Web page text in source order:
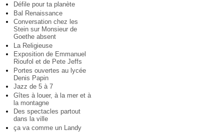
Défile pour ta planète
Bal Renaissance
Conversation chez les
Stein sur Monsieur de
Goethe absent
La Religieuse
Exposition de Emmanuel
Rioufol et de Pete Jeffs
Portes ouvertes au lycée
Denis Papin
Jazz de 5 à 7
Gîtes à louer, à la mer et à
la montagne
Des spectacles partout
dans la ville
ça va comme un Landy